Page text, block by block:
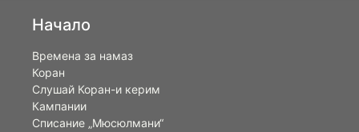
Начало
Времена за намаз
Коран
Слушай Коран-и керим
Кампании
Списание „Мюсюлмани“